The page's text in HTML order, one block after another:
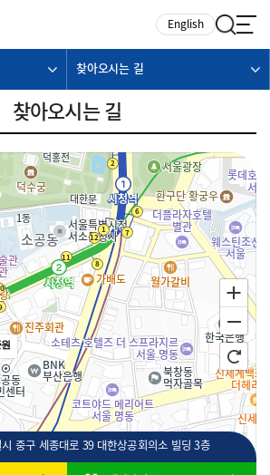
English
찾아오시는 길
찾아오시는 길
시 중구 세종대로 39 대한상공회의소 빌딩 3층